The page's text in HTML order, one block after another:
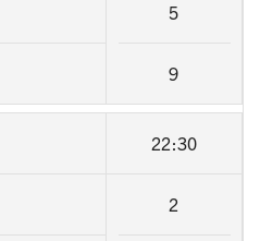
5
9
22:30
2